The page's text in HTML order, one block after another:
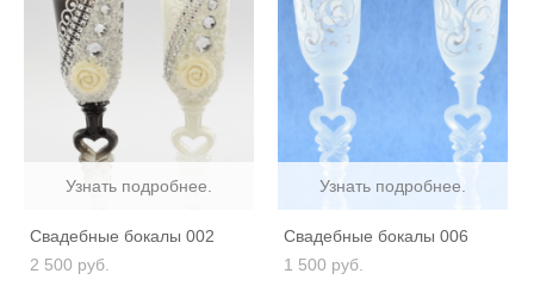
Узнать подробнее.
Свадебные бокалы 002
2 500 pуб.
Узнать подробнее.
Свадебные бокалы 006
1 500 pуб.